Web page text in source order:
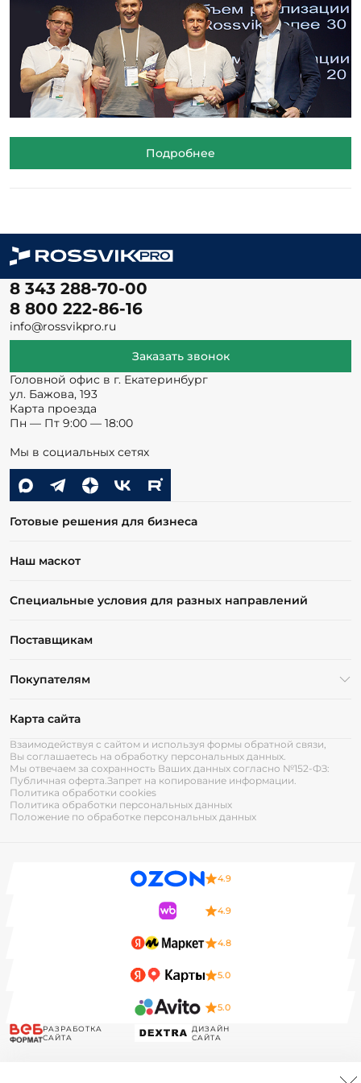
Подробнее
8 343 288-70-00
8 800 222-86-16
info@rossvikpro.ru
Заказать звонок
Головной офис в г. Екатеринбург
ул. Бажова, 193
Карта проезда
Пн — Пт 9:00 — 18:00
Мы в социальных сетях
Готовые решения для бизнеса
Наш маскот
Специальные условия для разных направлений
Поставщикам
Покупателям
Карта сайта
Взаимодействуя с сайтом и используя формы обратной связи,
Вы соглашаетесь на обработку персональных данных.
Мы отвечаем за сохранность Ваших данных согласно №152-ФЗ:
Публичная оферта.Запрет на копирование информации.
Политика обработки cookies
Политика обработки персональных данных
Положение по обработке персональных данных
4.9
4.9
4.8
5.0
5.0
РАЗРАБОТКА
САЙТА
ДИЗАЙН
САЙТА